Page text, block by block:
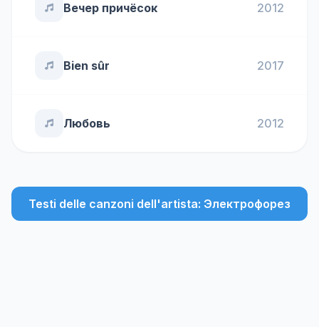
Вечер причёсок 2012
Bien sûr 2017
Любовь 2012
Testi delle canzoni dell'artista: Электрофорез